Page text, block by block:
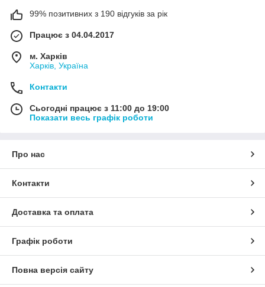
99% позитивних з 190 відгуків за рік
Працює з 04.04.2017
м. Харків
Харків, Україна
Контакти
Сьогодні працює з 11:00 до 19:00
Показати весь графік роботи
Про нас
Контакти
Доставка та оплата
Графік роботи
Повна версія сайту